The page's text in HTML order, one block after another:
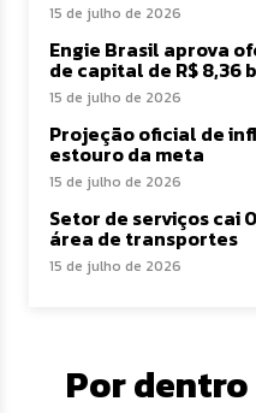
15 de julho de 2026
Engie Brasil aprova
de capital de R$ 8,36
15 de julho de 2026
Projeção oficial de
estouro da meta
15 de julho de 2026
Setor de serviços cai
área de transportes
15 de julho de 2026
Por